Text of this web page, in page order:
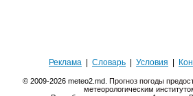
Реклама Словарь Условия
© 2009-2026 meteo2.md. Прогноз погоды
метеорологическим